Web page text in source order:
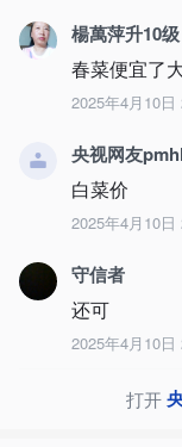
楊萬萍升10级
春菜便宜了
2025年4月10日
央视网友
白菜价
2025年4月10日
守信者
还可
2025年4月10日
打开